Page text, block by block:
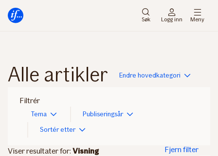
innhold
Søk Logg inn Meny
Alle artikler Endre hovedkategori
Filtrér
Tema
Publiseringsår
Sortér etter
Viser resultater for: Visning Fjern filter